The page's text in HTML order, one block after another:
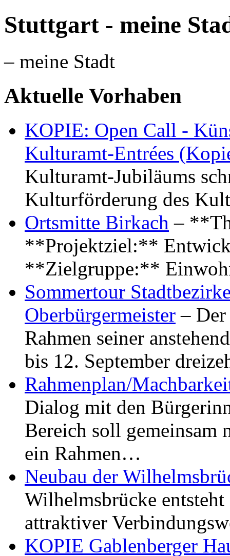
Stuttgart - meine
– meine Stadt
Aktuelle Vorhaben
KOPIE: Open Call -
Kulturamt-Entrées
Kulturamt-Jubiläums
Kulturförderung des
Ortsmitte Birkach –
**Projektziel:**
**Zielgruppe:**
Sommertour
Oberbürgermeister –
Rahmen seiner
bis 12. September
Rahmenplan/
Dialog mit den
Bereich soll gemeinsam
ein Rahmen…
Neubau der
Wilhelmsbrücke
attraktiver
KOPIE Gablenberger